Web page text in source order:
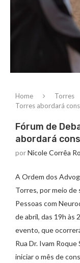
Home Torres
Torres abordará
Fórum de
abordará
porNicole Corrêa
A Ordem dos
Torres, por meio de
Pessoas com
de abril, das 19h às
evento, que
Rua Dr. Ivam
iniciar o mês de